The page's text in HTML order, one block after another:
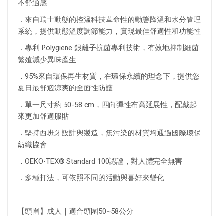
不舒適感
．來自瑞士動態的控溫科技革命性的動態降溫和水分管理
系統，提供動態溫度調節能力，實現最佳舒適性和功能性
．專利 Polygiene 銀離子抗菌專利技術，有效地抑制細菌
繁殖減少異味產生
．95%來自環保再生材質，在環保永續的理念下，提供您
夏日最舒適涼爽的全面性防護
．單一尺寸約 50-58 cm，四向彈性布高延展性，配戴起
來更加舒適服貼
．堅持西班牙設計與製造，無污染的材質均通過國際環保
紡織協會
．OEKO-TEX® Standard 100認證，對人體完全無害
．多種打法，可依照不同的活動與喜好來變化
【頭圍】成人｜適合頭圍50~58公分